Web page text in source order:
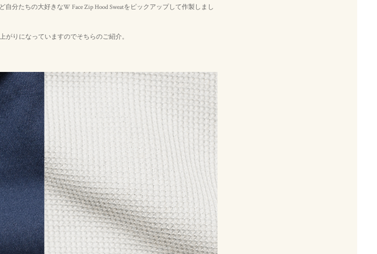
分たちの大好きなW Face Zip Hood Sweatをピックアップして作製しまし
りになっていますのでそちらのご紹介。